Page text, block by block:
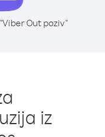
Out poziv"
iz